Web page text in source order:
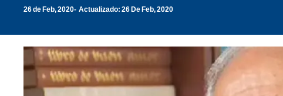
26 de Feb, 2020 Actualizado: 26 De Feb, 2020